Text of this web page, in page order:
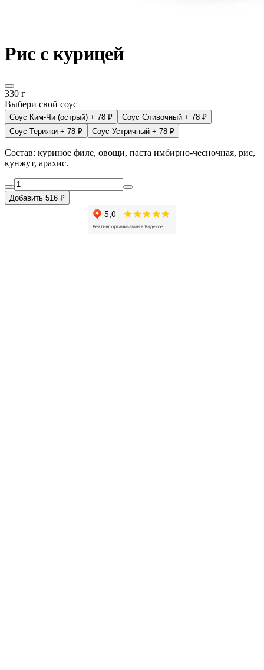
Рис с курицей
330 г
Выбери свой соус
Соус Ким-Чи (острый) + 78 ₽ Соус Сливочный + 78 ₽
Соус Терияки + 78 ₽ Соус Устричный + 78 ₽
Состав: куриное филе, овощи, паста имбирно-чесночная, рис,
кунжут, арахис.
Добавить 516 ₽